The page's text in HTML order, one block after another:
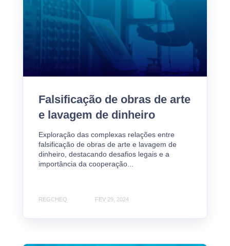
Falsificação de obras de arte
e lavagem de dinheiro
Exploração das complexas relações entre
falsificação de obras de arte e lavagem de
dinheiro, destacando desafios legais e a
importância da cooperação...
REGCHEQ FEV 29, 2024